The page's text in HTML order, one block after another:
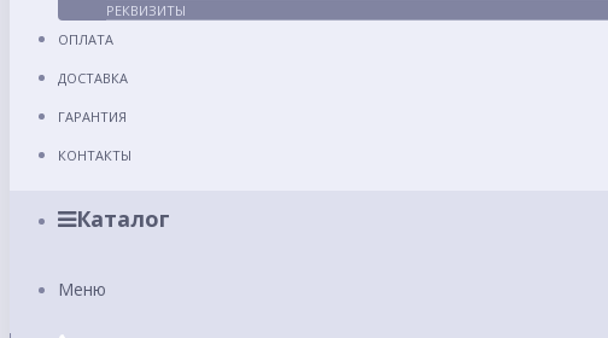
РЕКВИЗИТЫ
ОПЛАТА
ДОСТАВКА
ГАРАНТИЯ
КОНТАКТЫ
Каталог
Меню